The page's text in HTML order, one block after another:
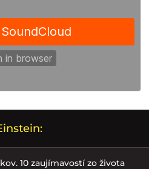
10 zaujímavostí zo života